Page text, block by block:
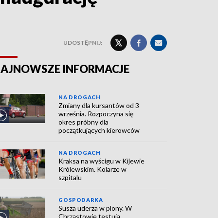
UDOSTĘPNIJ:
INFORMACJE
NA DROGACH
Zmiany dla kursantów od 3
września. Rozpoczyna się
okres próbny dla
początkujących kierowców
NA DROGACH
Kraksa na wyścigu w Kijewie
Królewskim. Kolarze w
szpitalu
GOSPODARKA
Susza uderza w plony. W
Chrząstowie testują